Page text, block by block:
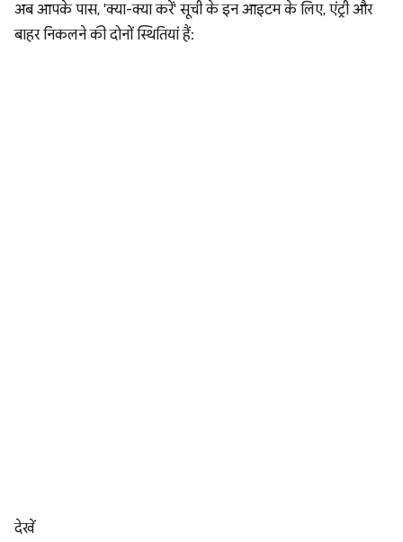
अब आपके पास, 'क्या-क्या करें' सूची के इन आइटम के लिए, एंट्री और
बाहर निकलने की दोनों स्थितियां हैं:
देखें